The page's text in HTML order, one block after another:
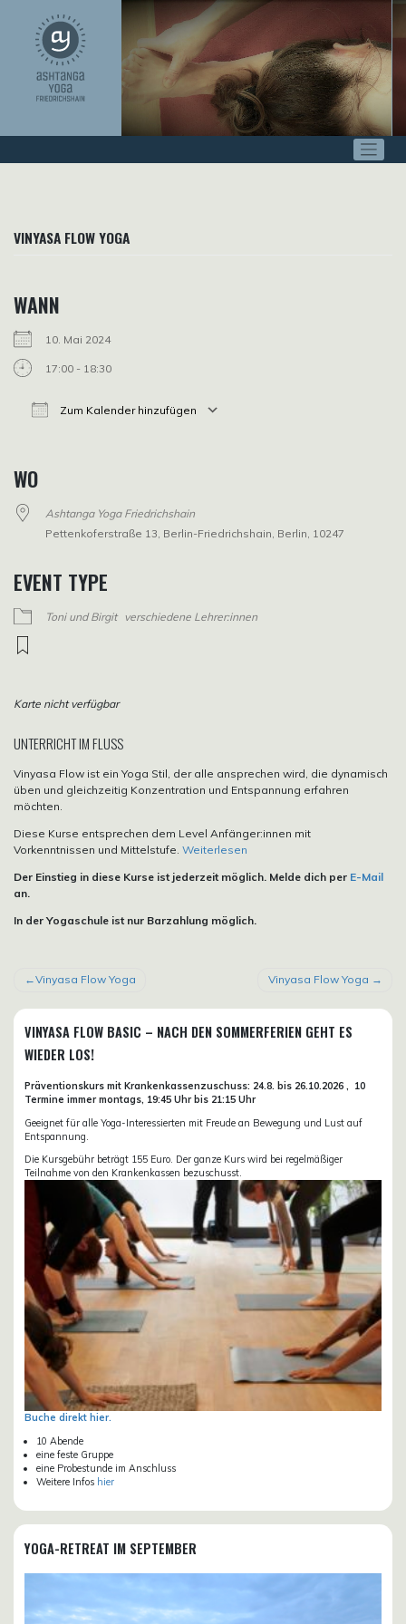
springen
VINYASA FLOW YOGA
WANN
10. Mai 2024
17:00 - 18:30
Zum Kalender hinzufügen
WO
Ashtanga Yoga Friedrichshain
Pettenkoferstraße 13, Berlin-Friedrichshain, Berlin, 10247
EVENT TYPE
Toni und Birgit verschiedene Lehrer:innen
Karte nicht verfügbar
UNTERRICHT IM FLUSS
Vinyasa Flow ist ein Yoga Stil, der alle ansprechen wird, die dynamisch
üben und gleichzeitig Konzentration und Entspannung erfahren
möchten.
Diese Kurse entsprechen dem Level Anfänger:innen mit
Vorkenntnissen und Mittelstufe. Weiterlesen
Der Einstieg in diese Kurse ist jederzeit möglich. Melde dich per E-Mail
an.
In der Yogaschule ist nur Barzahlung möglich.
BEITRAGSNAVIGATION
Vinyasa Flow Yoga Vinyasa Flow Yoga
VINYASA FLOW BASIC – NACH DEN SOMMERFERIEN GEHT ES
WIEDER LOS!
Präventionskurs mit Krankenkassenzuschuss: 24.8. bis 26.10.2026 , 10
Termine immer montags, 19:45 Uhr bis 21:15 Uhr
Geeignet für alle Yoga-Interessierten mit Freude an Bewegung und Lust auf
Entspannung.
Die Kursgebühr beträgt 155 Euro. Der ganze Kurs wird bei regelmäßiger
Teilnahme von den Krankenkassen bezuschusst.
Buche direkt hier.
10 Abende
eine feste Gruppe
eine Probestunde im Anschluss
Weitere Infos hier
YOGA-RETREAT IM SEPTEMBER